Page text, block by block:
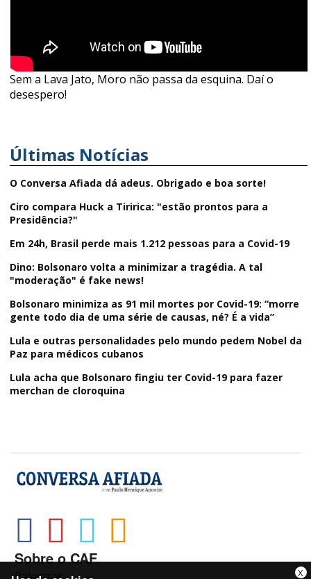
Sem a Lava Jato, Moro não passa da esquina. Daí o
desespero!
Últimas Notícias
O Conversa Afiada dá adeus. Obrigado e boa sorte!
Ciro compara Huck a Tiririca: "estão prontos para a
Presidência?"
Em 24h, Brasil perde mais 1.212 pessoas para a Covid-19
Dino: Bolsonaro volta a minimizar a tragédia. A tal
"moderação" é fake news!
Bolsonaro minimiza as 91 mil mortes por Covid-19: “morre
gente todo dia de uma série de causas, né? É a vida”
Lula e outras personalidades pelo mundo pedem Nobel da
Paz para médicos cubanos
Lula acha que Bolsonaro fingiu ter Covid-19 para fazer
merchan de cloroquina
Sobre o CAF
X